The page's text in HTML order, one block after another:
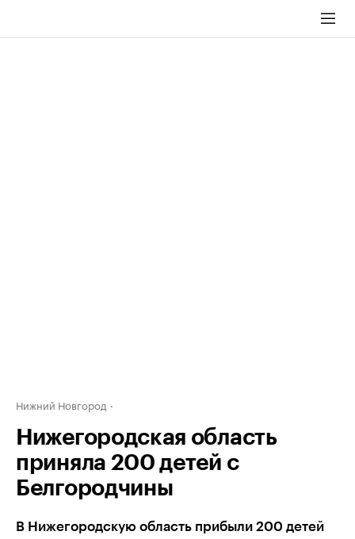
Нижний Новгород
Нижегородская область
приняла 200 детей с
Белгородчины
В Нижегородскую область прибыли 200 детей